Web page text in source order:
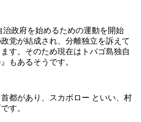
政府を始めるための運動を開始
党が結成され、分離独立を訴えて
す。そのため現在はトバゴ島独自
もあるそうです。
都があり、スカボロー といい、村
す。